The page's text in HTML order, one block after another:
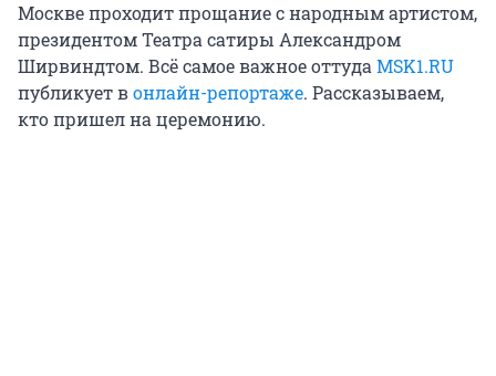
Москве проходит прощание с народным артистом,
президентом Театра сатиры Александром
Ширвиндтом. Всё самое важное оттудаMSK1.RU
публикует вонлайн-репортаже. Рассказываем,
кто пришел на церемонию.